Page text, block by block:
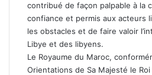
contribué de façon palpable à la
confiance et permis aux acteurs
les obstacles et de faire valoir
Libye et des libyens.
Le Royaume du Maroc,
Orientations de Sa Majesté le